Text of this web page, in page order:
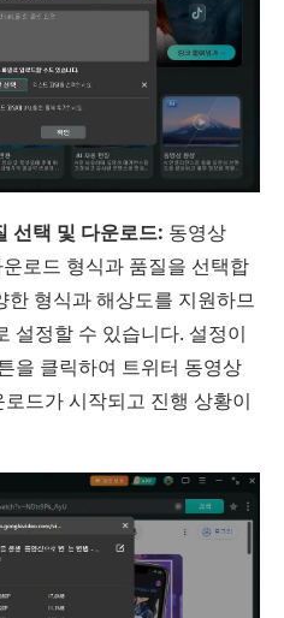
선택 및 다운로드: 동영상
로드 형식과 품질을 선택합
형식과 해상도를 지원하므
설정할 수 있습니다. 설정이
을 클릭하여 트위터 동영상
드가 시작되고 진행 상황이